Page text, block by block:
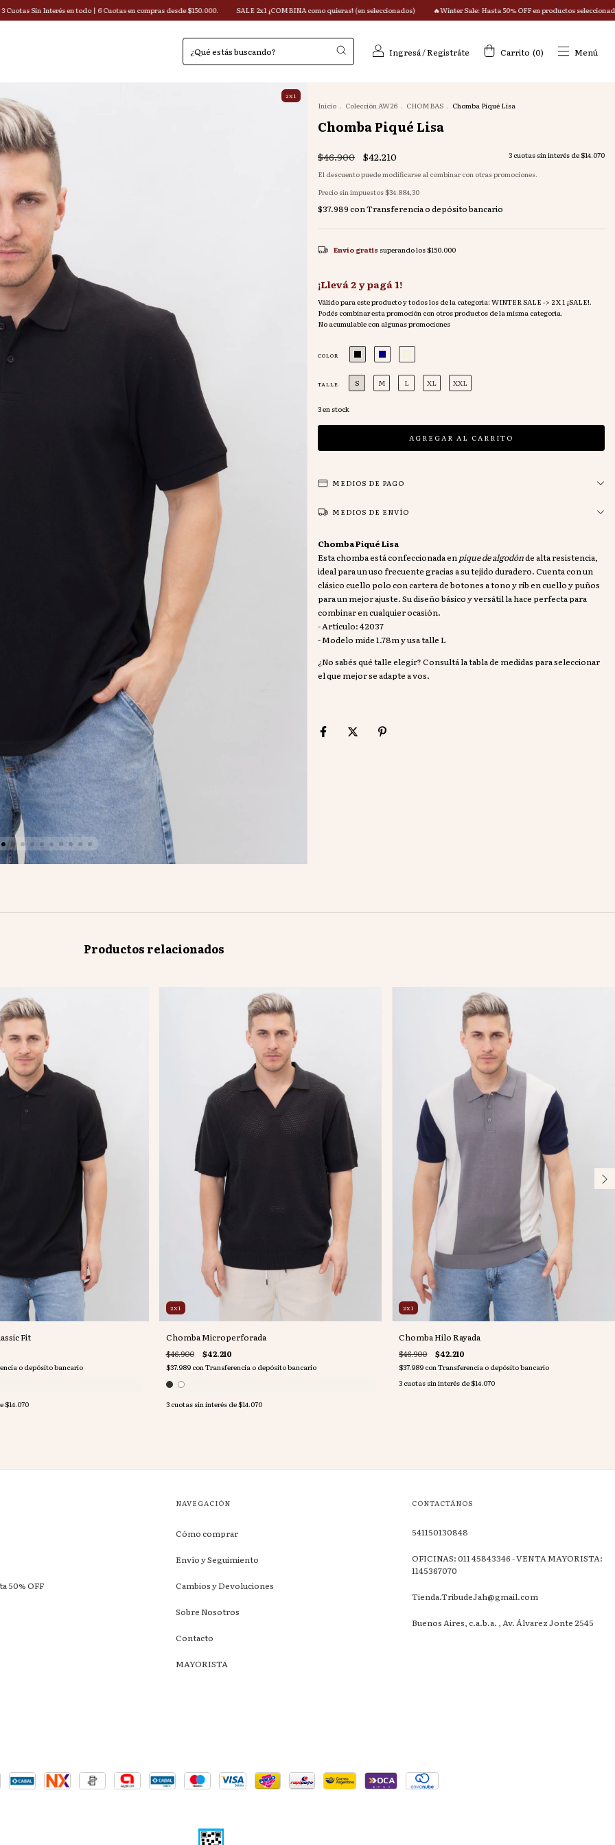
en todo | 6 Cuotas en compras desde $150.000. SALE 2x1 ¡COMBINA como quieras! (en seleccionados) 🔥Winter Sale: Hasta 50% OFF en productos seleccionados + 10% OFF
Menú
Ingresá/Registráte Carrito (0)
2X1
Inicio . Colección AW26 . CHOMBAS . Chomba Piqué Lisa
Chomba Piqué Lisa
$46.900 $42.210 3 cuotas sin interés de$14.070
El descuento puede modificarse al combinar con otras promociones.
Precio sin impuestos$34.884,30
$37.989conTransferencia o depósito bancario
Envío gratis superando los$150.000
¡Llevá 2 y pagá 1!
Válido para este producto y todos los de la categoría: WINTER SALE -> 2 X 1 ¡SALE!.
Podés combinar esta promoción con otros productos de la misma categoría.
No acumulable con algunas promociones
COLOR
TALLE S M L XL XXL
3en stock
MEDIOS DE PAGO
MEDIOS DE ENVÍO
Chomba Piqué Lisa
Esta chomba está confeccionada enpique de algodónde alta resistencia,
ideal para un uso frecuente gracias a su tejido duradero. Cuenta con un
clásico cuello polo con cartera de botones a tono y rib en cuello y puños
para un mejor ajuste. Su diseño básico y versátil la hace perfecta para
combinar en cualquier ocasión.
- Artículo: 42037
- Modelo mide 1.78m y usa talle L
¿No sabés qué talle elegir? Consultá la tabla de medidas para seleccionar
el que mejor se adapte a vos.
Productos relacionados
Fit
o depósito bancario
$14.070
2X1
Chomba Microperforada
$46.900 $42.210
$37.989 con Transferencia o depósito bancario
3 cuotas sin interés de$14.070
2X1
Chomba Hilo Rayada
$46.900 $42.210
$37.989 con Transferencia o depósito bancario
3 cuotas sin interés de$14.070
50% OFF
NAVEGACIÓN
Cómo comprar
Envío y Seguimiento
Cambios y Devoluciones
Sobre Nosotros
Contacto
MAYORISTA
CONTACTÁNOS
541150130848
OFICINAS: 011 45843346 - VENTA MAYORISTA:
1145367070
Tienda.TribudeJah@gmail.com
Buenos Aires, c.a.b.a. , Av. Álvarez Jonte 2545